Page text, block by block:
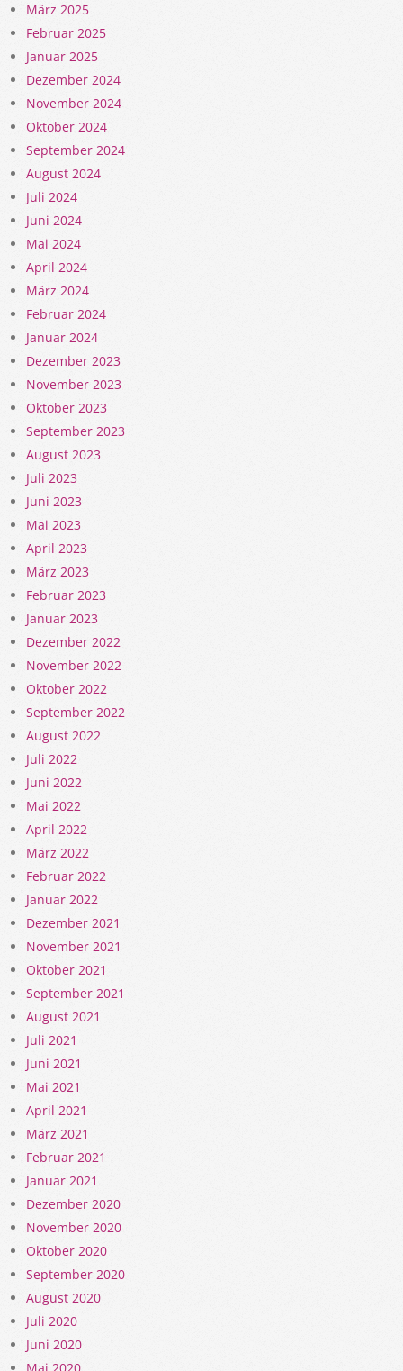
März 2025
Februar 2025
Januar 2025
Dezember 2024
November 2024
Oktober 2024
September 2024
August 2024
Juli 2024
Juni 2024
Mai 2024
April 2024
März 2024
Februar 2024
Januar 2024
Dezember 2023
November 2023
Oktober 2023
September 2023
August 2023
Juli 2023
Juni 2023
Mai 2023
April 2023
März 2023
Februar 2023
Januar 2023
Dezember 2022
November 2022
Oktober 2022
September 2022
August 2022
Juli 2022
Juni 2022
Mai 2022
April 2022
März 2022
Februar 2022
Januar 2022
Dezember 2021
November 2021
Oktober 2021
September 2021
August 2021
Juli 2021
Juni 2021
Mai 2021
April 2021
März 2021
Februar 2021
Januar 2021
Dezember 2020
November 2020
Oktober 2020
September 2020
August 2020
Juli 2020
Juni 2020